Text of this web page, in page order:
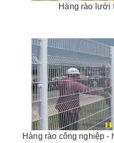
Hàng rào lưới
Hàng rào công nghiệp -